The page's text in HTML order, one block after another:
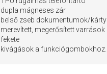
dupla mágneses zár
belső zseb dokumentumok/
merevített, megerősített varrások
fekete
kivágások a funkciógombokhoz.